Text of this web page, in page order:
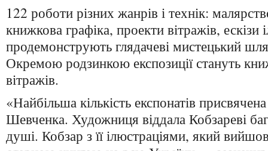
122 роботи різних жанрів і технік:
книжкова графіка, проекти вітражів, ескізи
продемонструють глядачеві мистецький
Окремою родзинкою експозиції стануть
вітражів.
«Найбільша кількість експонатів
Шевченка. Художниця віддала Кобзареві
душі. Кобзар з її ілюстраціями, який